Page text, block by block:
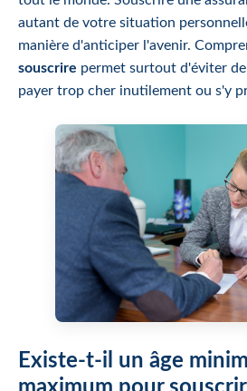
autant de votre situation
manière d'anticiper l'avenir.
souscrire permet surtout d'éviter
payer trop cher inutilement ou s'y
Existe-t-il un âge